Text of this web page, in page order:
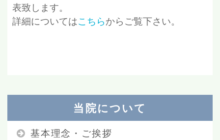
当院について
基本理念・ご挨拶
表致します。
詳細についてはこちらからご覧下さい。